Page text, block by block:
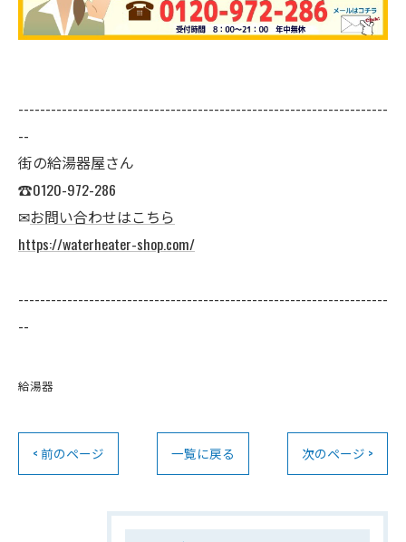
--------------------------------------------------------------------
--
街の給湯器屋さん
☎0120-972-286
✉お問い合わせはこちら
https://waterheater-shop.com/
--------------------------------------------------------------------
--
給湯器
< 前のページ 一覧に戻る 次のページ >